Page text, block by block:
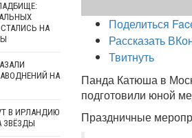
Поделиться
Рассказать
Твитнуть
Панда Катюша в
подготовили юной
Праздничные
НА
НА
В ИРЛАНДИЮ
ЗВЁЗДЫ